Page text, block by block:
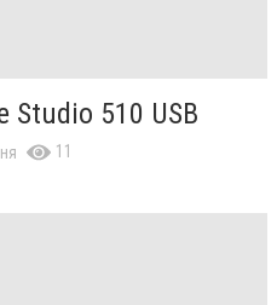
Studio 510 USB
11